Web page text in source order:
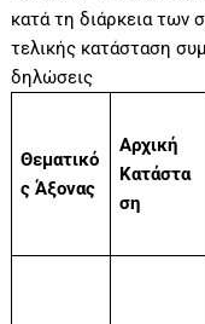
κατά τη διάρκεια των
τελικής κατάσταση
δηλώσεις
Θεματικό
ς Άξονας
Αρχική
Κατάστα
ση